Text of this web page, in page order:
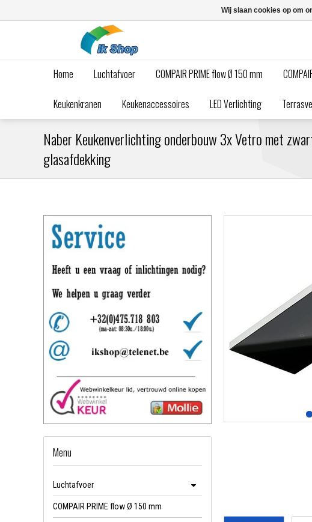
Home Luchtafvoer COMPAIR PRIME flow Ø 150 mm
Keukenkranen Keukenaccessoires LED Verlichting
Naber Keukenverlichting onderbouw 3x Vetro met
glasafdekking
Menu
Luchtafvoer
COMPAIR PRIME flow Ø 150 mm
Wij slaan cookies op om